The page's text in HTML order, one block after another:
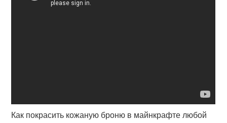
Как покрасить кожаную броню в майнкрафте любой